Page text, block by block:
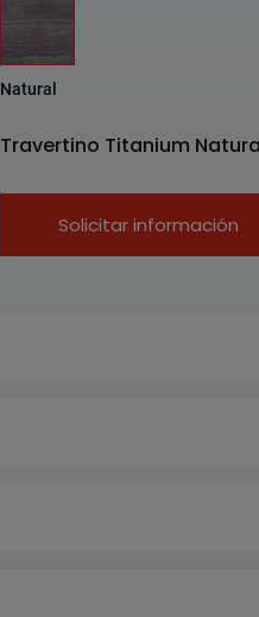
Natural
Travertino Titanium
Solicitar información